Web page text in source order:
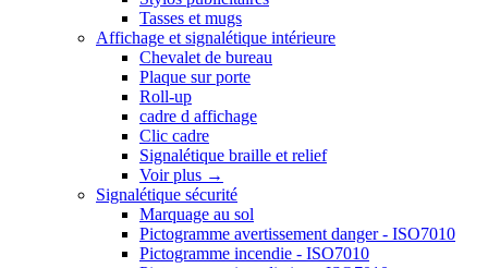
Tasses et mugs
Affichage et signalétique intérieure
Chevalet de bureau
Plaque sur porte
Roll-up
cadre d affichage
Clic cadre
Signalétique braille et relief
Voir plus →
Signalétique sécurité
Marquage au sol
Pictogramme avertissement danger - ISO7010
Pictogramme incendie - ISO7010